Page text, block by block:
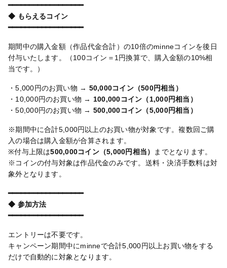
━━━━━━━━━━━━━━━━━━
◆ もらえるコイン
━━━━━━━━━━━━━━━━━━
期間中の購入金額（作品代金合計）の10倍のminneコインを後日
付与いたします。（100コイン＝1円換算で、購入金額の10%相
当です。）
・5,000円のお買い物 → 50,000コイン（500円相当）
・10,000円のお買い物 → 100,000コイン（1,000円相当）
・50,000円のお買い物 → 500,000コイン（5,000円相当）
※期間中に合計5,000円以上のお買い物が対象です。複数回ご購
入の場合は購入金額が合算されます。
※付与上限は500,000コイン（5,000円相当）
までとなります。
※コインの付与対象は作品代金のみです。送料・決済手数料は対
象外となります。
━━━━━━━━━━━━━━━━━━
◆ 参加方法
━━━━━━━━━━━━━━━━━━
エントリーは不要です。
キャンペーン期間中にminneで合計5,000円以上お買い物をする
だけで自動的に対象となります。